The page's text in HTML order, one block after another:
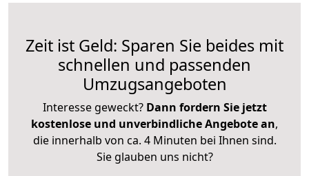
Zeit ist Geld: Sparen Sie beides mit
schnellen und passenden
Umzugsangeboten
Interesse geweckt? Dann fordern Sie jetzt
kostenlose und unverbindliche Angebote an,
die innerhalb von ca. 4 Minuten bei Ihnen sind.
Sie glauben uns nicht?